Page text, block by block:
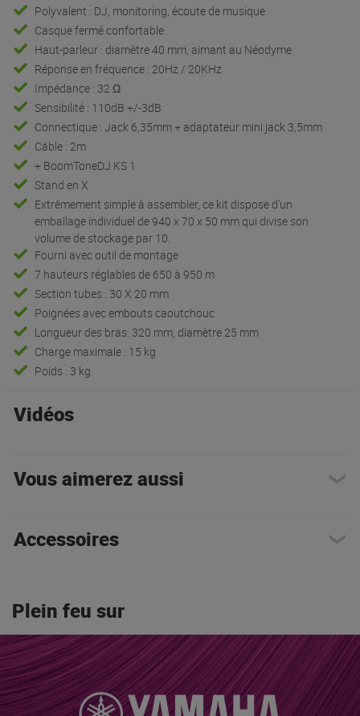
Polyvalent : DJ, monitoring, écoute de musique
Casque fermé confortable
Haut-parleur : diamètre 40 mm, aimant au Néodyme
Réponse en fréquence : 20Hz / 20KHz
Impédance : 32 Ω
Sensibilité : 110dB +/-3dB
Connectique : Jack 6,35mm + adaptateur mini jack 3,5mm
Câble : 2m
+ BoomToneDJ KS 1
Stand en X
Extrêmement simple à assembler, ce kit dispose d'un
emballage individuel de 940 x 70 x 50 mm qui divise son
volume de stockage par 10.
Fourni avec outil de montage
7 hauteurs réglables de 650 à 950 m
Section tubes : 30 X 20 mm
Poignées avec embouts caoutchouc
Longueur des bras: 320 mm, diamètre 25 mm
Charge maximale : 15 kg
Poids : 3 kg
Vidéos
Vous aimerez aussi
Accessoires
Plein feu sur